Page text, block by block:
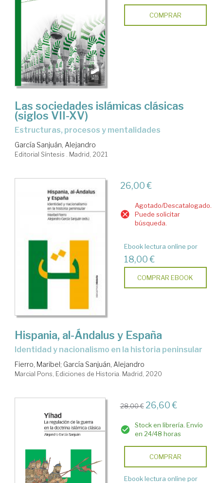
COMPRAR
Las sociedades islámicas clásicas
(siglos VII-XV)
estructuras, procesos y mentalidades
García Sanjuán, Alejandro
Editorial Síntesis . Madrid, 2021
26,00 €
Agotado/Descatalogado.
Puede solicitar
búsqueda.
Ebook lectura online por
18,00 €
COMPRAR EBOOK
Hispania, al-Ándalus y España
Identidad y nacionalismo en la historia peninsular
Fierro, Maribel; García Sanjuán, Alejandro
Marcial Pons, Ediciones de Historia. Madrid, 2020
28,00 € 26,60 €
Stock en librería. Envío
en 24/48 horas
COMPRAR
Ebook lectura online por